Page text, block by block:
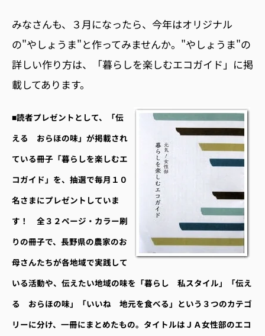
みなさんも、３月になったら、今年はオリジナル
の"やしょうま"と作ってみませんか。"やしょうま"の
詳しい作り方は、「暮らしを楽しむエコガイド」に掲
載してあります。
■読者プレゼントとして、「伝
える おらほの味」が掲載され
ている冊子「暮らしを楽しむエ
コガイド」を、抽選で毎月１０
名さまにプレゼントしていま
す！ 全３２ページ・カラー刷
りの冊子で、長野県の農家のお
母さんたちが各地域で実践して
いる活動や、伝えたい地域の味を「暮らし 私スタイル」「伝え
る おらほの味」「いいね 地元を食べる」という３つのカテゴ
リーに分け、一冊にまとめたもの。タイトルはＪＡ女性部のエコ